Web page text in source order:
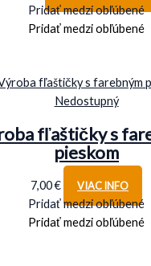
Pridať medzi obľúbené
Pridať medzi obľúbené
Nedostupný
fľaštičky s
pieskom
7,00€ VIAC INFO
Pridať medzi obľúbené
Pridať medzi obľúbené